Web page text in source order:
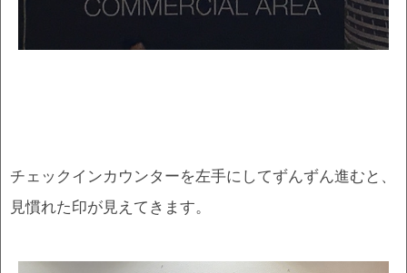
チェックインカウンターを左手にしてずんずん進むと、
見慣れた印が見えてきます。